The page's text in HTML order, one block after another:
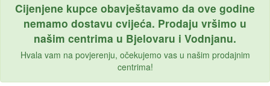
Cijenjene kupce obavještavamo da ove godine
nemamo dostavu cvijeća. Prodaju vršimo u
našim centrima u Bjelovaru i Vodnjanu.
Hvala vam na povjerenju, očekujemo vas u našim prodajnim
centrima!